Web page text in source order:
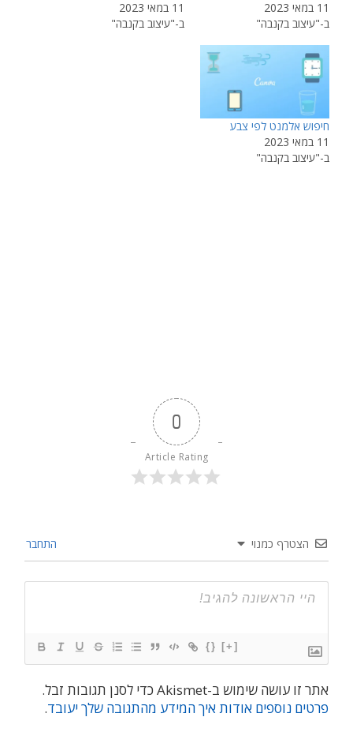
11 במאי 2023
ב-"עיצוב בקנבה"
11 במאי 2023
ב-"עיצוב בקנבה"
חיפוש אלמנט לפי צבע
11 במאי 2023
ב-"עיצוב בקנבה"
0
Article Rating
הצטרף כמנוי התחבר
{} [+]
אתר זו עושה שימוש ב-Akismet כדי לסנן תגובות זבל.
פרטים נוספים אודות איך המידע מהתגובה שלך יעובד.